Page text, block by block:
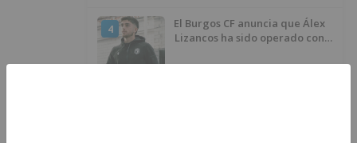
4
El Burgos CF anuncia que Álex
Lizancos ha sido operado con
izquierda